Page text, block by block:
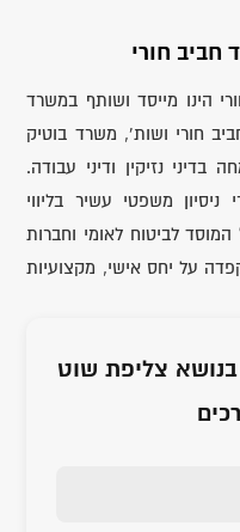
חביב חורי
הינו מייסד ושותף במשרד
חורי ושות’, משרד בוטיק
בדיני נזיקין ודיני עבודה.
משפטי עשיר בליווי
המוסד לביטוח לאומי וחברות
על יחס אישי, מקצועיות
צליפת שוט